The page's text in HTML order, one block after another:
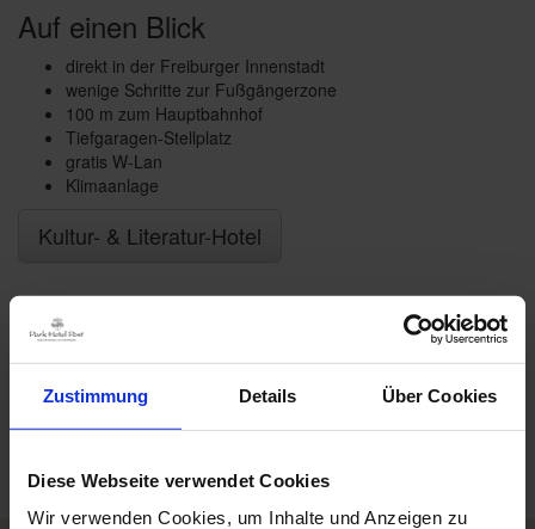
Zustimmung Details Über Cookies
Diese Webseite verwendet Cookies
Wir verwenden Cookies, um Inhalte und Anzeigen zu
Auf einen Blick
direkt in der Freiburger Innenstadt
wenige Schritte zur Fußgängerzone
100 m zum Hauptbahnhof
Tiefgaragen-Stellplatz
gratis W-Lan
Klimaanlage
Kultur- & Literatur-Hotel